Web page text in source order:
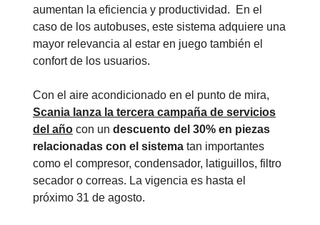
aumentan la eficiencia y productividad. En el
caso de los autobuses, este sistema adquiere una
mayor relevancia al estar en juego también el
confort de los usuarios.
Con el aire acondicionado en el punto de mira,
Scania lanza la tercera campaña de servicios
del año con un descuento del 30% en piezas
relacionadas con el sistema tan importantes
como el compresor, condensador, latiguillos, filtro
secador o correas. La vigencia es hasta el
próximo 31 de agosto.